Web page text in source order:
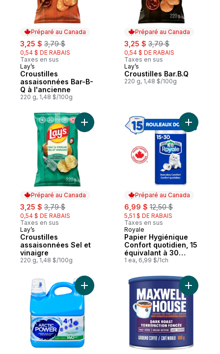
Préparé au Canada
sale:
3,25 $ , formerly:
3,79 $
0,54 $ DE RABAIS
Taxes en sus
Préparé au Canada
Lay’s
Croustilles
assaisonnées Bar-B-
Q à l'ancienne
220 g, 1,48 $/100g
Préparé au Canada
sale:
3,25 $ , formerly:
3,79 $
0,54 $ DE RABAIS
Taxes en sus
Préparé au Canada
Lay’s
Croustilles Bar.B.Q
220 g, 1,48 $/100g
Préparé au Canada
sale:
3,25 $ , formerly:
3,79 $
0,54 $ DE RABAIS
Taxes en sus
Préparé au Canada
Lay’s
Croustilles
assaisonnées Sel et
vinaigre
220 g, 1,48 $/100g
Ajouter Croustilles assaisonnées Sel et
Préparé au Canada
sale:
6,99 $ , formerly:
12,50 $
5,51 $ DE RABAIS
Taxes en sus
Préparé au Canada
Royale
Papier Hygiénique
Confort quotidien, 15
équivalant à 30
rouleaux, 242
1 ea, 6,99 $/1ch
Ajouter
Ajouter Détersif magie du printemps au
Ajouter